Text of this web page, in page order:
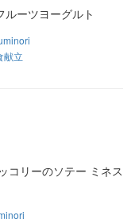
ツヨーグルト
献立
コリーのソテー ミネス